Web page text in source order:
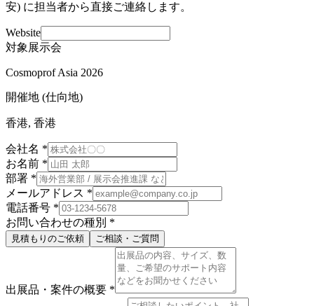
安) に担当者から直接ご連絡します。
Website
対象展示会
Cosmoprof Asia 2026
開催地 (仕向地)
香港, 香港
会社名 *
お名前 *
部署 *
メールアドレス *
電話番号 *
お問い合わせの種別 *
見積もりのご依頼 ご相談・ご質問
出展品・案件の概要 *